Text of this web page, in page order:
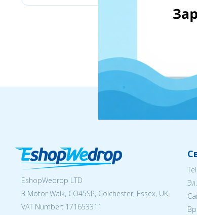
EshopWedrop LTD
3 Motor Walk, CO45SP, Colchester, Essex, UK
VAT Number: 171653311
Tel: